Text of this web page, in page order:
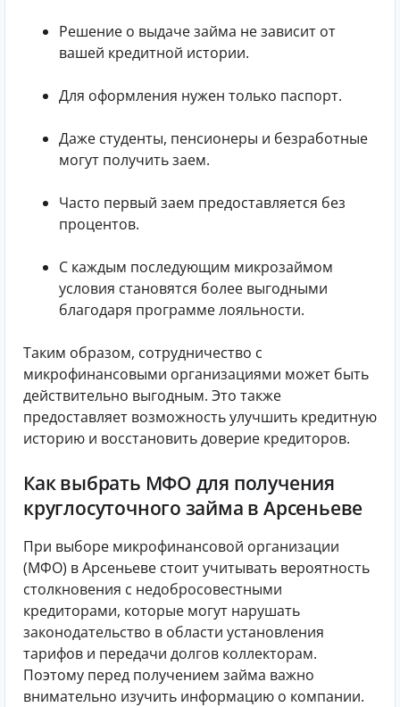
Решение о выдаче займа не зависит от
вашей кредитной истории.
Для оформления нужен только паспорт.
Даже студенты, пенсионеры и безработные
могут получить заем.
Часто первый заем предоставляется без
процентов.
С каждым последующим микрозаймом
условия становятся более выгодными
благодаря программе лояльности.
Таким образом, сотрудничество с
микрофинансовыми организациями может быть
действительно выгодным. Это также
предоставляет возможность улучшить кредитную
историю и восстановить доверие кредиторов.
Как выбрать МФО для получения
круглосуточного займа в Арсеньеве
При выборе микрофинансовой организации
(МФО) в Арсеньеве стоит учитывать вероятность
столкновения с недобросовестными
кредиторами, которые могут нарушать
законодательство в области установления
тарифов и передачи долгов коллекторам.
Поэтому перед получением займа важно
внимательно изучить информацию о компании.